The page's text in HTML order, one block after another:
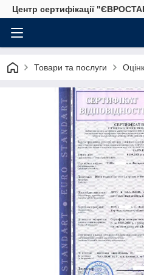
Центр сертифікації
Товари та послуги